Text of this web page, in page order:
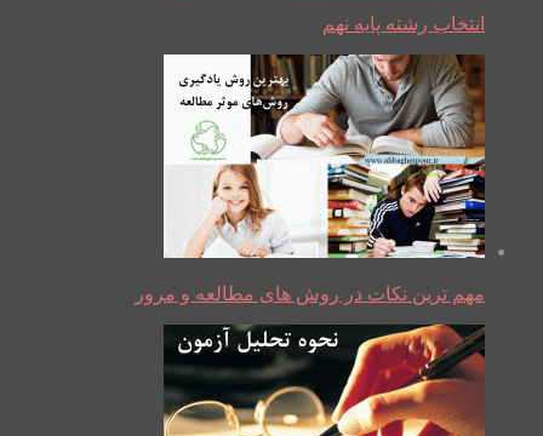
انتخاب رشته پایه نهم
مهم ترین نکات در روش های مطالعه و مرور